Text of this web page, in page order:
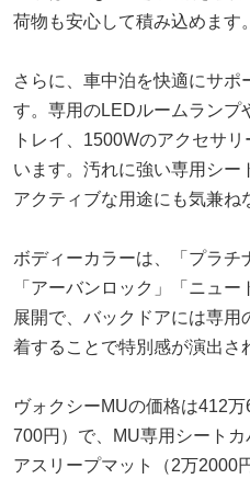
荷物も安心して積み込めます。
さらに、車中泊を快適にサポ
す。専用のLEDルームランプ
トレイ、1500Wのアクセサ
います。汚れに強い専用シー
アクティブな用途にも気兼ね
ボディーカラーは、「プラチ
「アーバンロック」「ニュ
展開で、バックドアには専用
着することで特別感が演出さ
ヴォクシーMUの価格は412
700円）で、MU専用シート
アスリープマット（2万2000